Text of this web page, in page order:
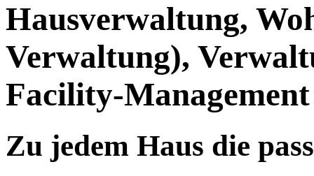
Hausverwaltung,
Verwaltung),
Facility-Management
Zu jedem Haus die